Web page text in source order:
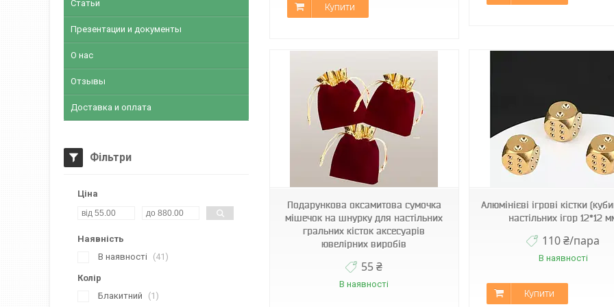
Купити
Код2060
Подарункова оксамитова сумочка
мішечок на шнурку для настільних
гральних кісток аксесуарів
ювелірних виробів
55 ₴
В наявності
Код2298
Алюмінієві ігрові кістки
настільних ігор 12*12
110 ₴/пара
В наявності
Купити
Код2363
Статьи
Презентации и документы
О нас
Отзывы
Доставка и оплата
Фільтри
Ціна
Наявність
В наявності
41
Колір
Блакитний
1